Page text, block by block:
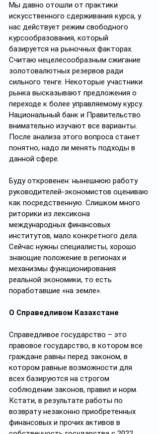
Мы давно отошли от практики
искусственного сдерживания курса, у
нас действует режим свободного
курсообразования, который
базируется на рыночных факторах.
Считаю нецелесообразным сжигание
золотовалютных резервов ради
сильного тенге. Некоторые участники
рынка высказывают предложения о
переходе к более управляемому курсу.
Национальный банк и Правительство
внимательно изучают все варианты.
После анализа этого вопроса станет
понятно, надо ли менять подходы в
данной сфере.
Буду откровенен: нынешнюю работу
руководителей-экономистов оцениваю
как посредственную. Слишком много
риторики из лексикона
международных финансовых
институтов, мало конкретного дела.
Сейчас нужны специалисты, хорошо
знающие положение в регионах и
механизмы функционирования
реальной экономики, то есть
поработавшие «на земле».
О Справедливом Казахстане
Справедливое государство – это
правовое государство, в котором все
граждане равны перед законом, в
котором равные возможности для
всех базируются на строгом
соблюдении законов, правил и норм.
Кстати, в результате работы по
возврату незаконно приобретенных
финансовых и прочих активов в